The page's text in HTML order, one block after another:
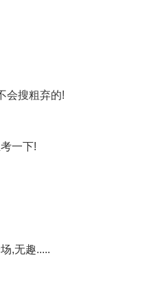
会搜粗弃的!
一下!
,无趣.....